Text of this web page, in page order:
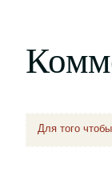
Для того